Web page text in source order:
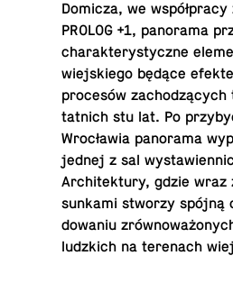
Domicza, we współpracy
PROLOG +1, panorama
charak­terysty­czne
wiejskiego będące
procesów
tat­nich stu lat. Po
Wrocławia panorama
jednej z sal
Ar­chitek­tury, gdzie
sunkami stworzy spójną
dowa­niu
ludz­kich na ter­e­nach